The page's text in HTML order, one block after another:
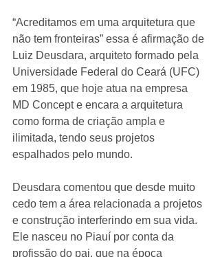
“Acreditamos em uma arquitetura que
não tem fronteiras” essa é afirmação de
Luiz Deusdara, arquiteto formado pela
Universidade Federal do Ceará (UFC)
em 1985, que hoje atua na empresa
MD Concept e encara a arquitetura
como forma de criação ampla e
ilimitada, tendo seus projetos
espalhados pelo mundo.
Deusdara comentou que desde muito
cedo tem a área relacionada a projetos
e construção interferindo em sua vida.
Ele nasceu no Piauí por conta da
profissão do pai, que na época